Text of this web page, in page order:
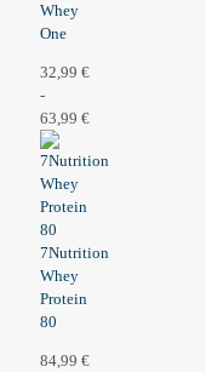
Whey
One
32,99 €
-
63,99 €
Fascia
di
prezzo:
da
32,99 €
a
63,99 €
7Nutrition
Whey
Protein
80
84,99 €